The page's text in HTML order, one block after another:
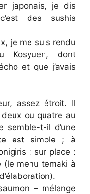
japonais, je dis
des sushis
je me suis rendu
Kosyuen, dont
et que j’avais
assez étroit. Il
ou quatre au
semble-t-il d’une
est simple ; à
; sur place :
(le menu temaki à
– mélange